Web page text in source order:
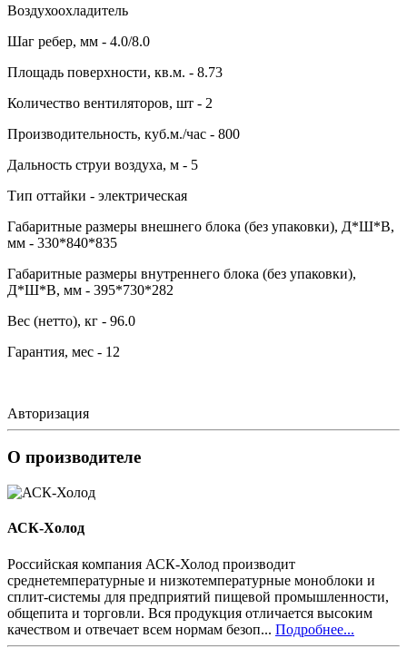
Воздухоохладитель
Шаг ребер, мм - 4.0/8.0
Площадь поверхности, кв.м. - 8.73
Количество вентиляторов, шт - 2
Производительность, куб.м./час - 800
Дальность струи воздуха, м - 5
Тип оттайки - электрическая
Габаритные размеры внешнего блока (без упаковки), Д*Ш*В,
мм - 330*840*835
Габаритные размеры внутреннего блока (без упаковки),
Д*Ш*В, мм - 395*730*282
Вес (нетто), кг - 96.0
Гарантия, мес - 12
Авторизация
О производителе
АСК-Холод
Российская компания АСК-Холод производит
среднетемпературные и низкотемпературные моноблоки и
сплит-системы для предприятий пищевой промышленности,
общепита и торговли. Вся продукция отличается высоким
качеством и отвечает всем нормам безоп... Подробнее...